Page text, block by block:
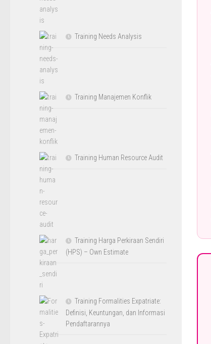
Training Needs Analysis
Training Manajemen Konflik
Training Human Resource Audit
Training Harga Perkiraan Sendiri
(HPS) – Own Estimate
Training Formalities Expatriate:
Definisi, Keuntungan, dan Informasi
Pendaftarannya